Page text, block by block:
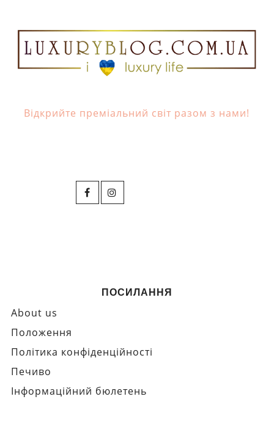
Відкрийте преміальний світ разом з нами!
ПОСИЛАННЯ
About us
Положення
Політика конфіденційності
Печиво
Інформаційний бюлетень